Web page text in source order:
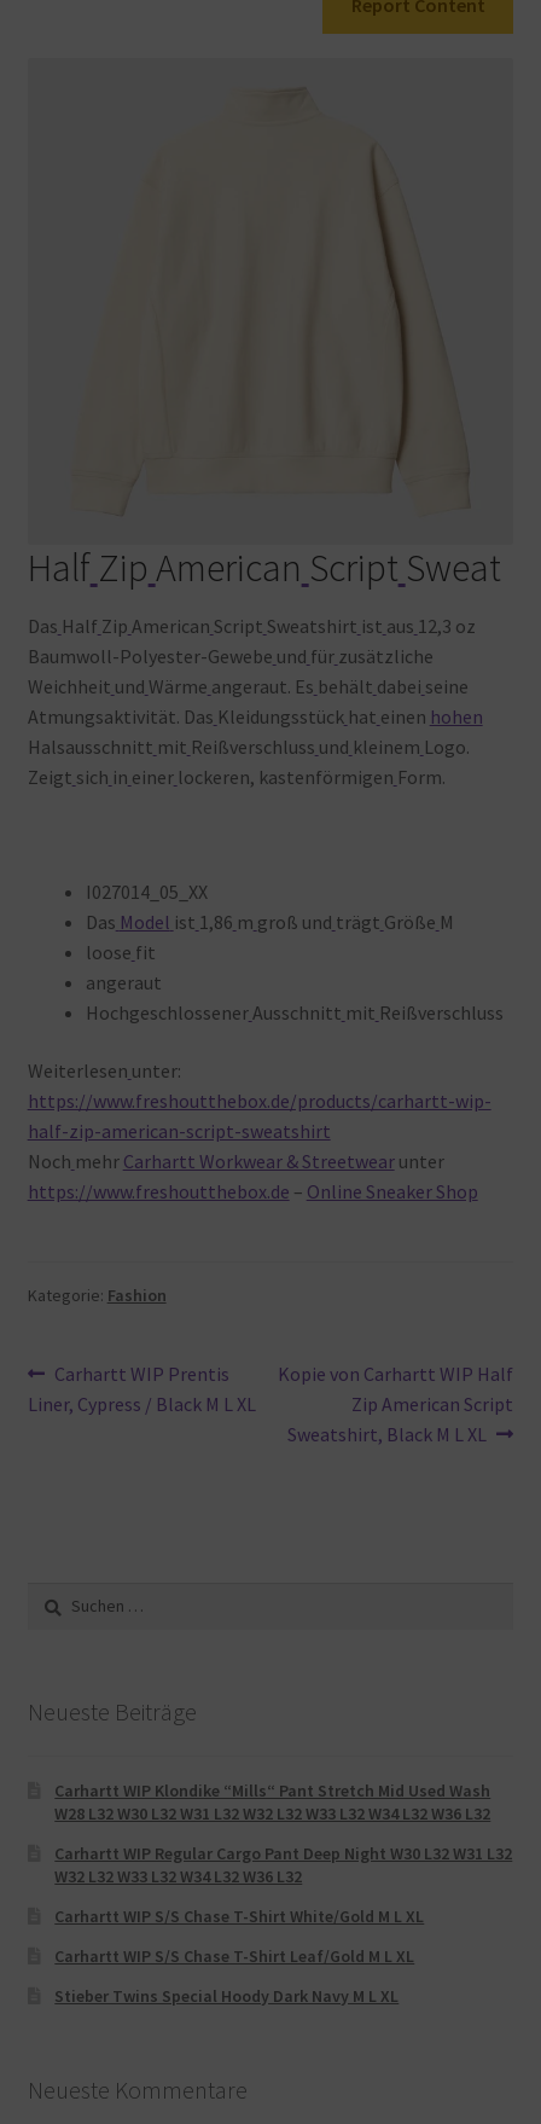
Report Content
Half Zip American Script Sweat
Das Half Zip American Script Sweatshirt ist aus 12,3 oz
Baumwoll-Polyester-Gewebe und für zusätzliche
Weichheit und Wärme angeraut. Es behält dabei seine
Atmungsaktivität. Das Kleidungsstück hat einen hohen
Halsausschnitt mit Reißverschluss und kleinem Logo.
Zeigt sich in einer lockeren, kastenförmigen Form.
I027014_05_XX
Das Model ist 1,86 m groß und trägt Größe M
loose fit
angeraut
HochgeschlossenerAusschnitt mit Reißverschluss
Weiterlesen unter:
https://www.freshoutthebox.de/products/carhartt-wip-
half-zip-american-script-sweatshirt
Noch mehr Carhartt Workwear & Streetwearunter
https://www.freshoutthebox.de – Online Sneaker Shop
Kategorie: Fashion
Beitragsnavigation
Vorheriger
Beitrag:
Carhartt WIP Prentis
Liner, Cypress / Black M L XL
Nächster
Kopie von Carhartt WIP Half
Zip American Script
Sweatshirt, Black M L XL
Suche
nach:
Neueste Beiträge
Carhartt WIP Klondike “Mills“ Pant Stretch Mid Used Wash
W28 L32 W30 L32 W31 L32 W32 L32 W33 L32 W34 L32 W36 L32
Carhartt WIP Regular Cargo Pant Deep Night W30 L32 W31 L32
W32 L32 W33 L32 W34 L32 W36 L32
Carhartt WIP S/S Chase T-Shirt White/Gold M L XL
Carhartt WIP S/S Chase T-Shirt Leaf/Gold M L XL
Stieber Twins Special Hoody Dark Navy M L XL
Neueste Kommentare